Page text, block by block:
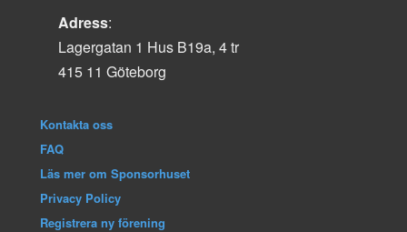
Adress:
Lagergatan 1 Hus B19a, 4 tr
415 11 Göteborg
Kontakta oss
FAQ
Läs mer om Sponsorhuset
Privacy Policy
Registrera ny förening